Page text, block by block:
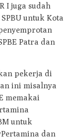
I juga sudah
untuk Kota
Patra dan
pekerja di
ini misalnya
memakai
untuk
dan